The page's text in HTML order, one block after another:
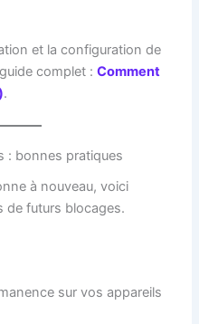
et la configuration de
complet :Comment
.
: bonnes pratiques
à nouveau, voici
de futurs blocages.
sur vos appareils